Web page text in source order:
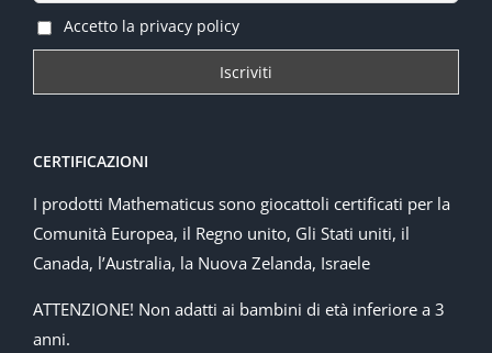
Accetto la privacy policy
CERTIFICAZIONI
I prodotti Mathematicus sono giocattoli certificati per la
Comunità Europea, il Regno unito, Gli Stati uniti, il
Canada, l’Australia, la Nuova Zelanda, Israele
ATTENZIONE! Non adatti ai bambini di età inferiore a 3
anni.